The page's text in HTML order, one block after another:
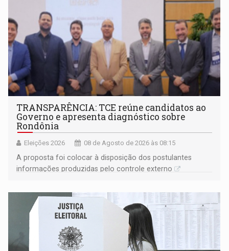
TRANSPARÊNCIA: TCE reúne candidatos ao
Governo e apresenta diagnóstico sobre
Rondônia
Eleições 2026 08 de Agosto de 2026 às 08:15
A proposta foi colocar à disposição dos postulantes
informações produzidas pelo controle externo